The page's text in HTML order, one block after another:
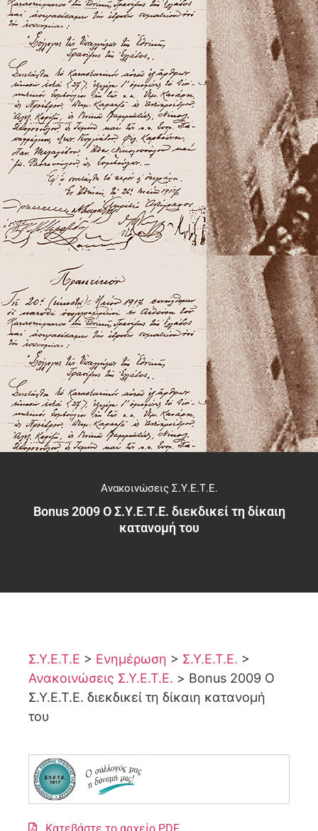
Ανακοινώσεις Σ.Υ.Ε.Τ.Ε.
Bonus 2009 Ο Σ.Υ.Ε.Τ.Ε. διεκδικεί τη δίκαιη
κατανομή του
Σ.Υ.Ε.Τ.Ε > Ενημέρωση > Σ.Υ.Ε.Τ.Ε. >
Ανακοινώσεις Σ.Υ.Ε.Τ.Ε. > Bonus 2009 Ο
Σ.Υ.Ε.Τ.Ε. διεκδικεί τη δίκαιη κατανομή
του